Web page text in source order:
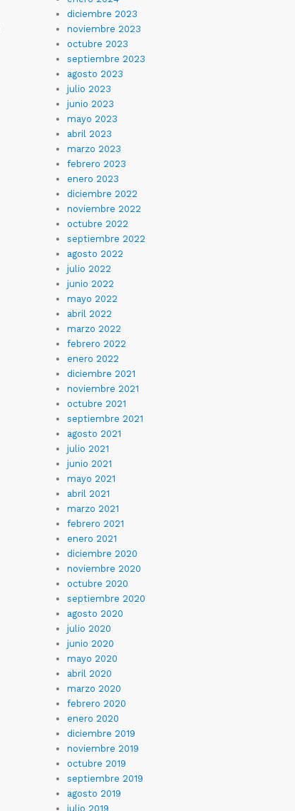
diciembre 2023
noviembre 2023
octubre 2023
septiembre 2023
agosto 2023
julio 2023
junio 2023
mayo 2023
abril 2023
marzo 2023
febrero 2023
enero 2023
diciembre 2022
noviembre 2022
octubre 2022
septiembre 2022
agosto 2022
julio 2022
junio 2022
mayo 2022
abril 2022
marzo 2022
febrero 2022
enero 2022
diciembre 2021
noviembre 2021
octubre 2021
septiembre 2021
agosto 2021
julio 2021
junio 2021
mayo 2021
abril 2021
marzo 2021
febrero 2021
enero 2021
diciembre 2020
noviembre 2020
octubre 2020
septiembre 2020
agosto 2020
julio 2020
junio 2020
mayo 2020
abril 2020
marzo 2020
febrero 2020
enero 2020
diciembre 2019
noviembre 2019
octubre 2019
septiembre 2019
agosto 2019
julio 2019